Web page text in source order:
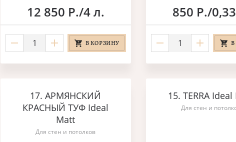
12 850 Р./4 л.
В КОРЗИНУ
850 Р./
17. АРМЯНСКИЙ
КРАСНЫЙ ТУФ Ideal
Matt
Для стен и потолков
15. TERRA
Для стен и